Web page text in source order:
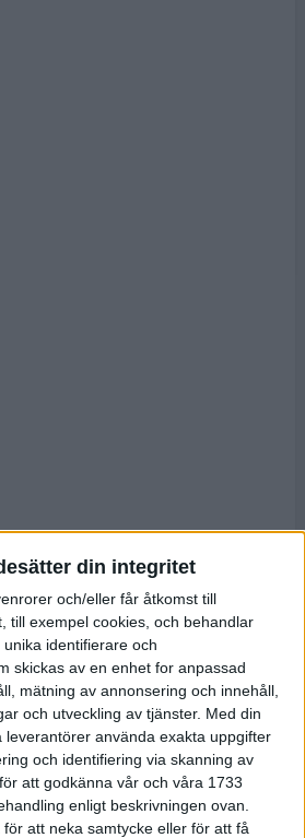
din integritet
och/eller får åtkomst till
till exempel cookies, och behandlar
identifierare och
skickas av en enhet for anpassad
mätning av annonsering och innehåll,
och utveckling av tjänster. Med din
leverantörer använda exakta uppgifter
och identifiering via skanning av
att godkänna vår och våra 1733
enligt beskrivningen ovan.
att neka samtycke eller för att få